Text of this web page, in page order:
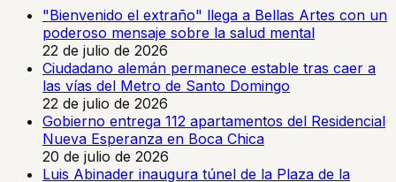
"Bienvenido el extraño" llega a Bellas Artes con un
poderoso mensaje sobre la salud mental
22 de julio de 2026
Ciudadano alemán permanece estable tras caer a
las vías del Metro de Santo Domingo
22 de julio de 2026
Gobierno entrega 112 apartamentos del Residencial
Nueva Esperanza en Boca Chica
20 de julio de 2026
Luis Abinader inaugura túnel de la Plaza de la